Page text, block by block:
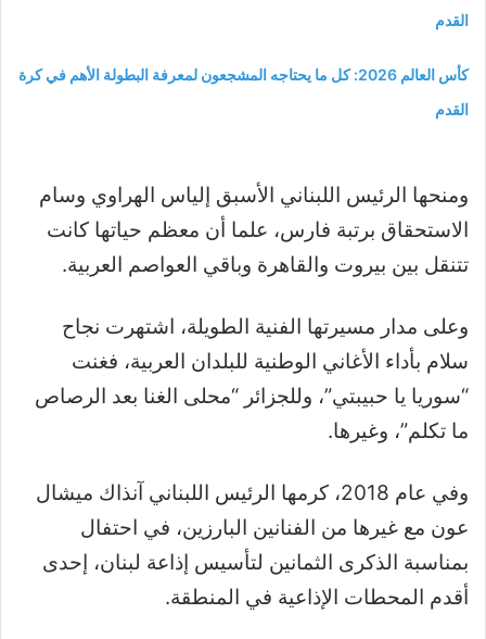
القدم
كأس العالم 2026: كل ما يحتاجه المشجعون لمعرفة البطولة الأهم في كرة
القدم
ومنحها الرئيس اللبناني الأسبق إلياس الهراوي وسام
الاستحقاق برتبة فارس، علما أن معظم حياتها كانت
تتنقل بين بيروت والقاهرة وباقي العواصم العربية.
وعلى مدار مسيرتها الفنية الطويلة، اشتهرت نجاح
سلام بأداء الأغاني الوطنية للبلدان العربية، فغنت
“سوريا يا حبيبتي”، وللجزائر “محلى الغنا بعد الرصاص
ما تكلم”، وغيرها.
وفي عام 2018، كرمها الرئيس اللبناني آنذاك ميشال
عون مع غيرها من الفنانين البارزين، في احتفال
بمناسبة الذكرى الثمانين لتأسيس إذاعة لبنان، إحدى
أقدم المحطات الإذاعية في المنطقة.